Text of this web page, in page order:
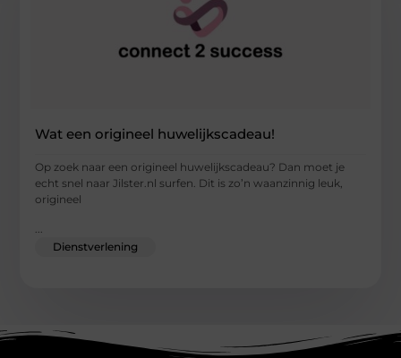
Wat een origineel huwelijkscadeau!
Op zoek naar een origineel huwelijkscadeau? Dan moet je
echt snel naar Jilster.nl surfen. Dit is zo’n waanzinnig leuk,
origineel
Dienstverlening